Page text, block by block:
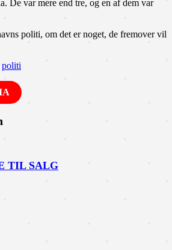
De var mere end tre, og en af dem var
politi, om det er noget, de fremover vil
politi
TIL SALG